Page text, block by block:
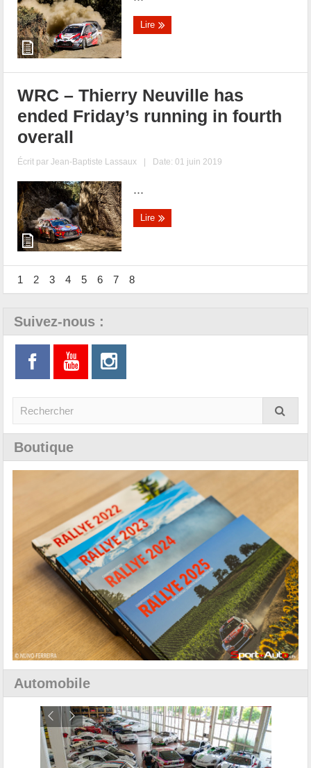
Lire
WRC – Thierry Neuville has
ended Friday’s running in fourth
overall
Écrit parJean-Baptiste Lassaux | Date: 01 juin 2019
...
Lire
1 2 3 4 5 6 7 8
Suivez-nous :
Boutique
Automobile